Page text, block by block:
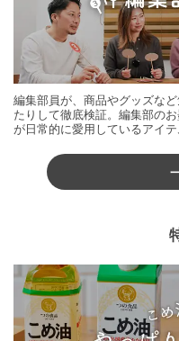
編集部員が、商品やグッズな
たりして徹底検証。編集部の
が日常的に愛用しているアイテ